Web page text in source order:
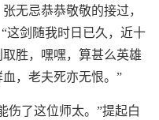
无忌恭恭敬敬的接过，
这剑随我时日已久，近十
胜，嘿嘿，算甚么英雄
，老夫死亦无恨。”
伤了这位师太。”提起白